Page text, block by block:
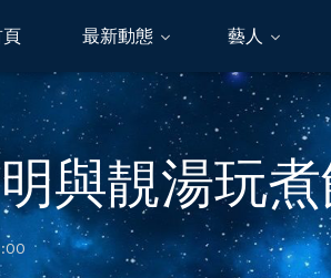
最新動態 藝人
與靚湯玩